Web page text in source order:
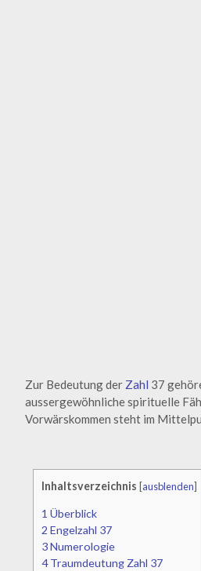
Zur Bedeutung der Zahl 37
aussergewöhnliche spirituelle
Vorwärskommen steht im
Inhaltsverzeichnis [ausblenden]
1 Überblick
2 Engelzahl 37
3Numerologie
4Traumdeutung Zahl 37